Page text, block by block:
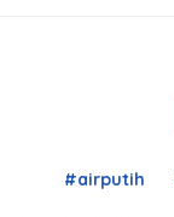
#airputih